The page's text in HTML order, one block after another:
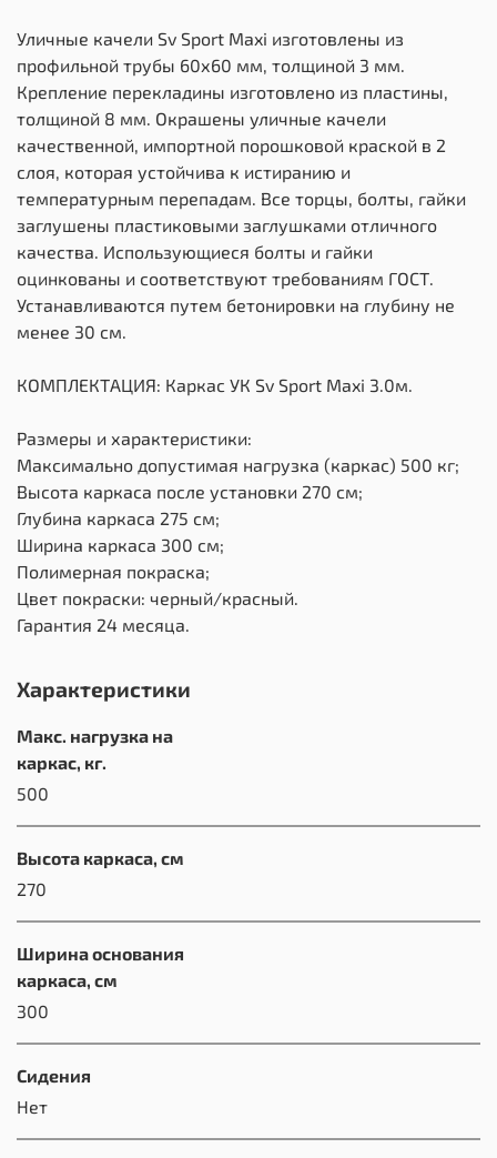
Уличные качели Sv Sport Maxi изготовлены из
профильной трубы 60х60 мм, толщиной 3 мм.
Крепление перекладины изготовлено из пластины,
толщиной 8 мм. Окрашены уличные качели
качественной, импортной порошковой краской в 2
слоя, которая устойчива к истиранию и
температурным перепадам. Все торцы, болты, гайки
заглушены пластиковыми заглушками отличного
качества. Использующиеся болты и гайки
оцинкованы и соответствуют требованиям ГОСТ.
Устанавливаются путем бетонировки на глубину не
менее 30 см.
КОМПЛЕКТАЦИЯ: Каркас УК Sv Sport Maxi 3.0м.
Размеры и характеристики:
Максимально допустимая нагрузка (каркас) 500 кг;
Высота каркаса после установки 270 см;
Глубина каркаса 275 см;
Ширина каркаса 300 см;
Полимерная покраска;
Цвет покраски: черный/красный.
Гарантия 24 месяца.
Характеристики
Макс. нагрузка на
каркас, кг.
500
Высота каркаса, см
270
Ширина основания
каркаса, см
300
Сидения
Нет